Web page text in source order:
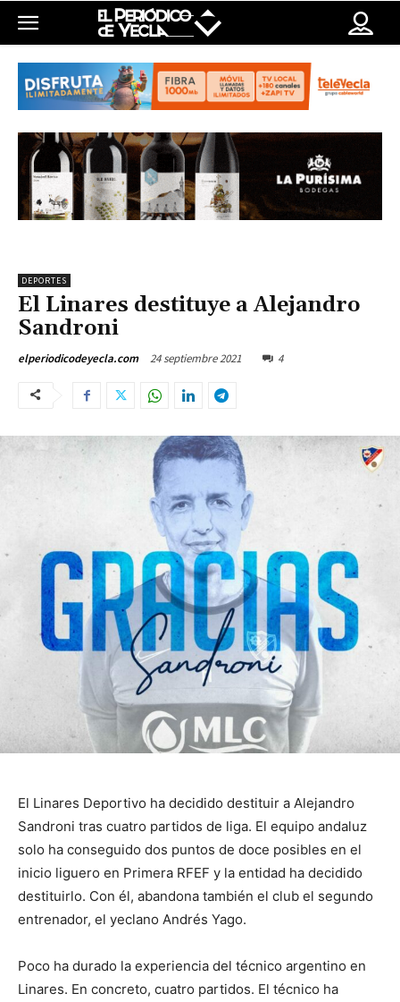
DEPORTES
El Linares destituye a Alejandro
Sandroni
elperiodicodeyecla.com 24 septiembre 2021 4
El Linares Deportivo ha decidido destituir a Alejandro
Sandroni tras cuatro partidos de liga. El equipo andaluz
solo ha conseguido dos puntos de doce posibles en el
inicio liguero en Primera RFEF y la entidad ha decidido
destituirlo. Con él, abandona también el club el segundo
entrenador, el yeclano Andrés Yago.
Poco ha durado la experiencia del técnico argentino en
Linares. En concreto, cuatro partidos. El técnico ha